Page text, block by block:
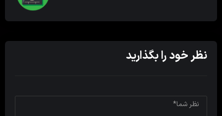
نظر خود را بگذارید